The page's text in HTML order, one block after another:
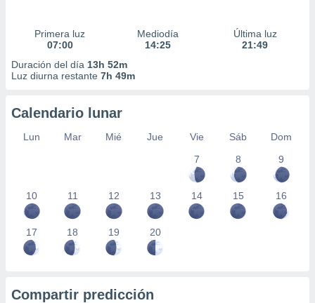
Primera luz
07:00
Mediodía
14:25
Última luz
21:49
Duración del día 13h 52m
Luz diurna restante 7h 49m
Calendario lunar
Lun Mar Mié Jue Vie Sáb
Dom
7
8 9
10 11 12 13 14 15 16
17 18 19 20
Compartir predicción